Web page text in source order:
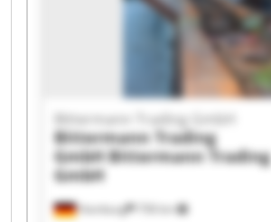
Hamburg 758 km
Bittermann Trading GmbH
Bittermann Trading
GmbHBittermann Trading
GmbH